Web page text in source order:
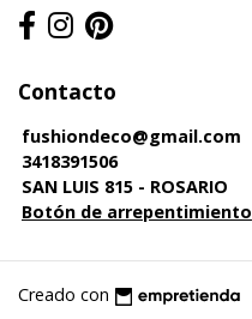
Contacto
fushiondeco@gmail.com
3418391506
SAN LUIS 815 - ROSARIO
Botón de arrepentimiento
Creado con